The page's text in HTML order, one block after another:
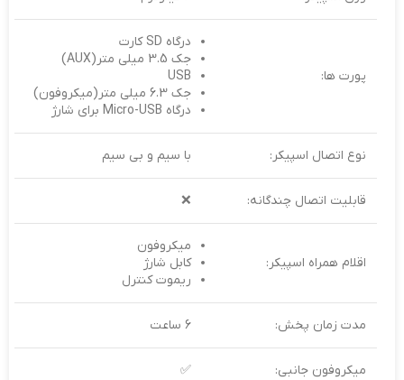
پورت‌ ها:
درگاه SD کارت
جک 3.5 میلی متر(AUX)
USB
جک 6.3 میلی متر(میکروفون)
درگاه Micro-USB برای شارژ
نوع اتصال اسپیکر: با سیم و بی‌ سیم
قابلیت اتصال چندگانه: ❌
اقلام همراه اسپیکر:
میکروفون
کابل شارژ
ریموت کنترل
مدت زمان پخش: 6 ساعت
میکروفون جانبی: ✅